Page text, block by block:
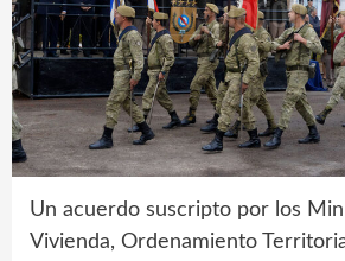
Un acuerdo suscripto por los
Vivienda, Ordenamiento